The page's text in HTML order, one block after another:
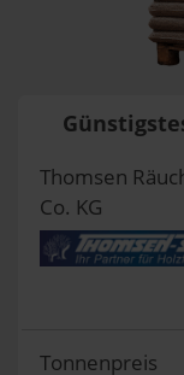
Thomsen
Co. KG
Tonnenpreis